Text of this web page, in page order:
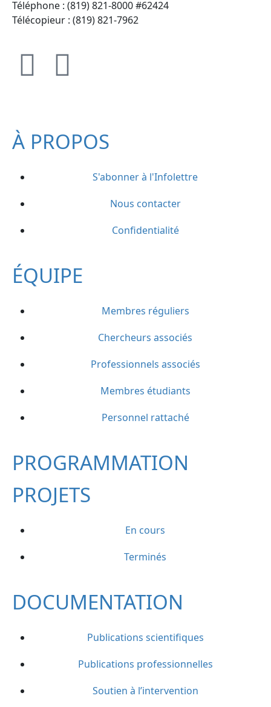
Téléphone : (819) 821-8000 #62424
Télécopieur : (819) 821-7962
À PROPOS
S'abonner à l'Infolettre
Nous contacter
Confidentialité
ÉQUIPE
Membres réguliers
Chercheurs associés
Professionnels associés
Membres étudiants
Personnel rattaché
PROGRAMMATION
PROJETS
En cours
Terminés
DOCUMENTATION
Publications scientifiques
Publications professionnelles
Soutien à l’intervention